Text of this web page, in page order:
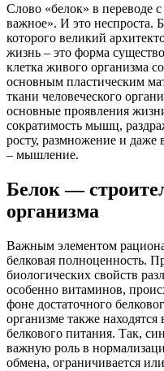
Слово «белок» в переводе с
важное». И это неспроста.
которого великий
жизнь – это форма
клетка живого организма
основным пластическим
ткани человеческого
основные проявления
сократимость мышц,
росту, размножение и
– мышление.
Белок —
организма
Важным элементом
белковая полноценность.
биологических свойств
особенно витаминов,
фоне достаточного
организме также
белкового питания. Так,
важную роль в
обмена, ограничивается